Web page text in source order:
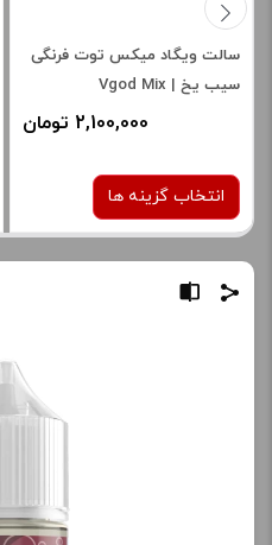
سالت ویگاد میکس توت فرنگی
سیب یخ | Vgod Mix
Strawberry Apple Ice Saltnic
2,100,000 تومان
انتخاب گزینه ها
برای فعال شدن سبد خرید و